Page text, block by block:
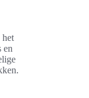
het
en